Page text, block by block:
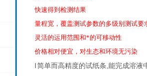
快速得到检测结果
量程宽，覆盖测试参数的多级别测试要
灵活的运用范围和*的可移动性
价格相对便宜，对生态和环境无污染
l简单而高精度的试纸条,能完成溶液